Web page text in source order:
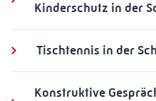
Kinderschutz in der
Tischtennis in der
Konstruktive